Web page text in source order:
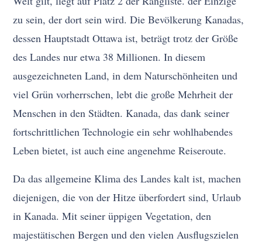
zu sein, der dort sein wird. Die Bevölkerung Kanadas,
dessen Hauptstadt Ottawa ist, beträgt trotz der Größe
des Landes nur etwa 38 Millionen. In diesem
ausgezeichneten Land, in dem Naturschönheiten und
viel Grün vorherrschen, lebt die große Mehrheit der
Menschen in den Städten. Kanada, das dank seiner
fortschrittlichen Technologie ein sehr wohlhabendes
Leben bietet, ist auch eine angenehme Reiseroute.
Da das allgemeine Klima des Landes kalt ist, machen
diejenigen, die von der Hitze überfordert sind, Urlaub
in Kanada. Mit seiner üppigen Vegetation, den
majestätischen Bergen und den vielen Ausflugszielen